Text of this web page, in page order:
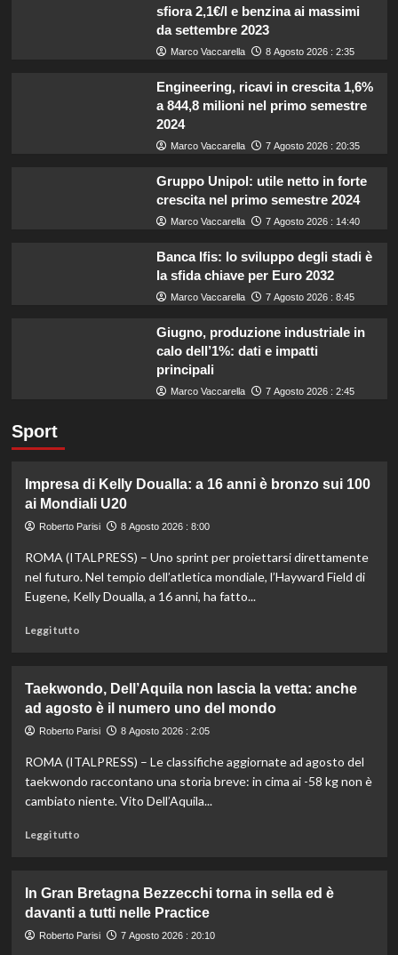
sfiora 2,1€/l e benzina ai massimi
da settembre 2023
Marco Vaccarella 8 Agosto 2026 : 2:35
Engineering, ricavi in crescita 1,6%
a 844,8 milioni nel primo semestre
2024
Marco Vaccarella 7 Agosto 2026 : 20:35
Gruppo Unipol: utile netto in forte
crescita nel primo semestre 2024
Marco Vaccarella 7 Agosto 2026 : 14:40
Banca Ifis: lo sviluppo degli stadi è
la sfida chiave per Euro 2032
Marco Vaccarella 7 Agosto 2026 : 8:45
Giugno, produzione industriale in
calo dell’1%: dati e impatti
principali
Marco Vaccarella 7 Agosto 2026 : 2:45
Sport
Impresa di Kelly Doualla: a 16 anni è bronzo sui 100
ai Mondiali U20
Roberto Parisi 8 Agosto 2026 : 8:00
ROMA (ITALPRESS) – Uno sprint per proiettarsi direttamente
nel futuro. Nel tempio dell’atletica mondiale, l’Hayward Field di
Eugene, Kelly Doualla, a 16 anni, ha fatto...
Leggi tuttoLeggi
Impresa
di
Kelly
a
16
anni
Mondiali
U20
Taekwondo, Dell’Aquila non lascia la vetta: anche
ad agosto è il numero uno del mondo
Roberto Parisi 8 Agosto 2026 : 2:05
ROMA (ITALPRESS) – Le classifiche aggiornate ad agosto del
taekwondo raccontano una storia breve: in cima ai -58 kg non è
cambiato niente. Vito Dell’Aquila...
Leggi tuttoLeggi
Taekwondo,
Dell’Aquila
non
In Gran Bretagna Bezzecchi torna in sella ed è
davanti a tutti nelle Practice
Roberto Parisi 7 Agosto 2026 : 20:10